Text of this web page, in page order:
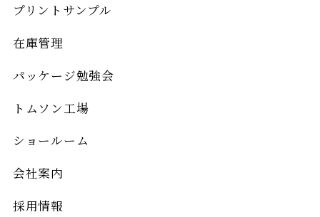
プリントサンプル
在庫管理
パッケージ勉強会
トムソン工場
ショールーム
会社案内
採用情報